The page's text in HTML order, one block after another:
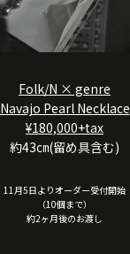
Folk/N × genre
Navajo Pearl Necklace
¥180,000+tax
約43㎝(留め具含む)
11月5日よりオーダー受付開始
（10個まで）
約2ヶ月後のお渡し